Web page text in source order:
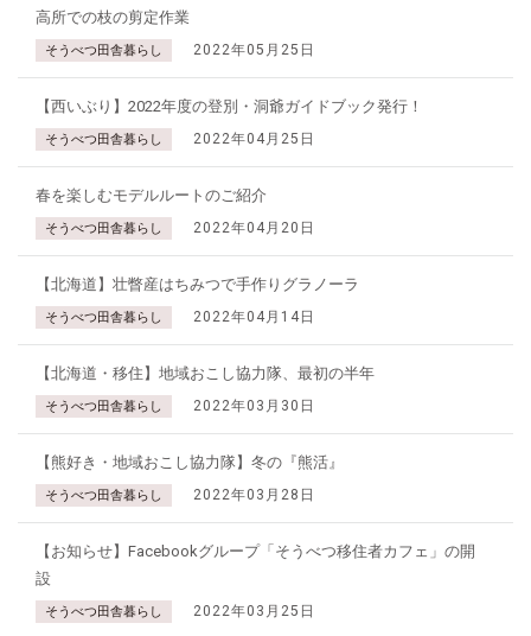
高所での枝の剪定作業
そうべつ田舎暮らし 2022年05月25日
【西いぶり】2022年度の登別・洞爺ガイドブック発行！
そうべつ田舎暮らし 2022年04月25日
春を楽しむモデルルートのご紹介
そうべつ田舎暮らし 2022年04月20日
【北海道】壮瞥産はちみつで手作りグラノーラ
そうべつ田舎暮らし 2022年04月14日
【北海道・移住】地域おこし協力隊、最初の半年
そうべつ田舎暮らし 2022年03月30日
【熊好き・地域おこし協力隊】冬の『熊活』
そうべつ田舎暮らし 2022年03月28日
【お知らせ】Facebookグループ「そうべつ移住者カフェ」の開
設
そうべつ田舎暮らし 2022年03月25日